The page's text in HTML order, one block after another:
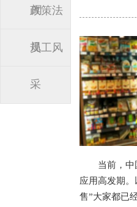
闻
政策法
规
员工风
采
当前，
应用高发期
售”大家都已